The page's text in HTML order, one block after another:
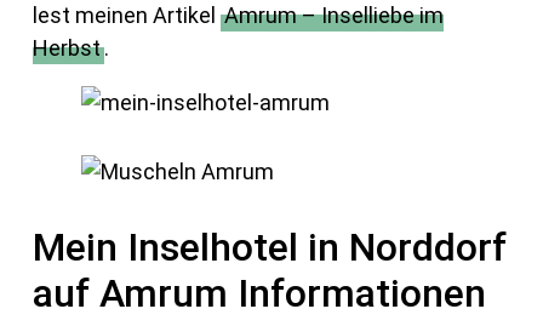
lest meinen Artikel Amrum – Inselliebe im
Herbst.
Mein Inselhotel in Norddorf
auf Amrum Informationen